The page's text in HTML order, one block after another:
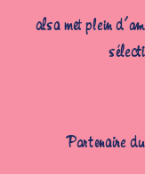
alsa met plein
Partenaire